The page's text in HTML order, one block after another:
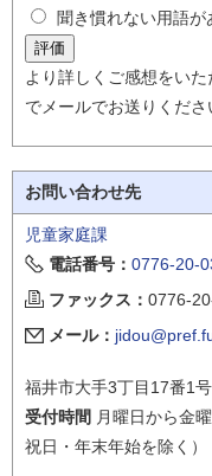
聞き慣れない用語が
より詳しくご感想をいた
でメールでお送りくださ
お問い合わせ先
児童家庭課
電話番号： 0776-20-
ファックス： 0776-
メール：
福井市大手3丁目17番1
受付時間 月曜日から金
祝日・年末年始を除く）